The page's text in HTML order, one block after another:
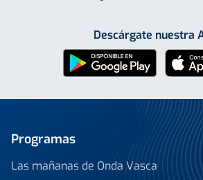
Descárgate nuestra
Programas
Las mañanas de Onda Vasca